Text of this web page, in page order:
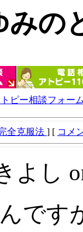
みの
ピー相談フォー
全克服法 ] [ コメ
し
です